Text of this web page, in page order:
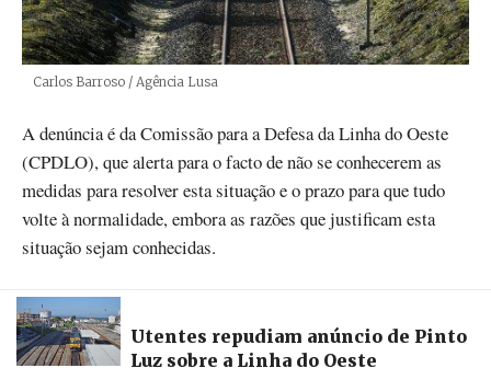
Créditos
Carlos Barroso / Agência Lusa
A denúncia é da Comissão para a Defesa da Linha do Oeste
(CPDLO), que alerta para o facto de não se conhecerem as
medidas para resolver esta situação e o prazo para que tudo
volte à normalidade, embora as razões que justificam esta
situação sejam conhecidas.
Utentes repudiam anúncio de Pinto
Luz sobre a Linha do Oeste